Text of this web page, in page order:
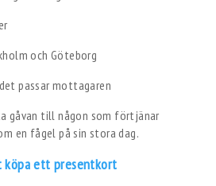
och Göteborg
passar mottagaren
gåvan till någon som förtjänar
en fågel på sin stora dag.
köpa ett presentkort